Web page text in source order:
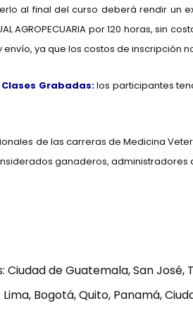
al final del curso deberá rendir un
AGROPECUARIA por 120 horas,
ya que los costos de inscripción
Grabadas:los participantes
de las carreras de Medicina
ganaderos,
Ciudad de Guatemala, San José,
Lima, Bogotá, Quito, Panamá,